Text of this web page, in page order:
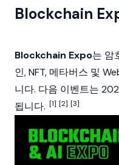
Blockchain
Blockchain Expo는 암
인,NFT, 메타버스 및
니다. 다음 이벤트는
됩니다. [1] [2] [3]